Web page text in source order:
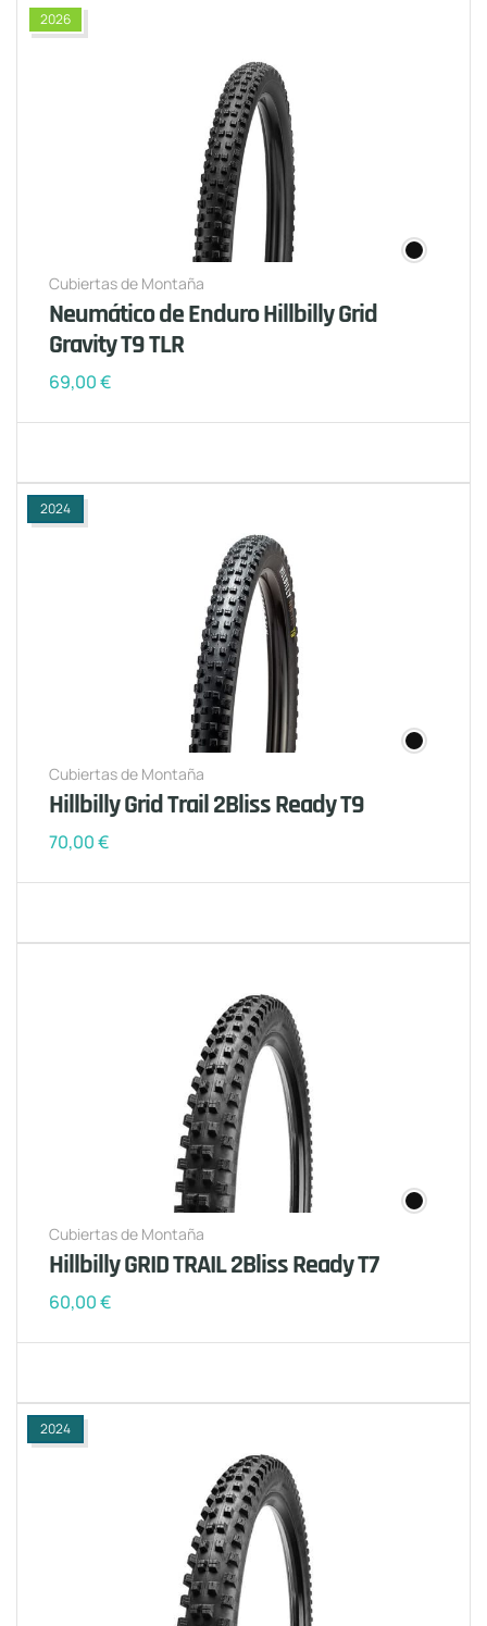
2026
Cubiertas de Montaña
Neumático de Enduro Hillbilly Grid
Gravity T9 TLR
69,00€
2024
Cubiertas de Montaña
Hillbilly Grid Trail 2Bliss Ready T9
70,00€
Cubiertas de Montaña
Hillbilly GRID TRAIL 2Bliss Ready T7
60,00€
2024